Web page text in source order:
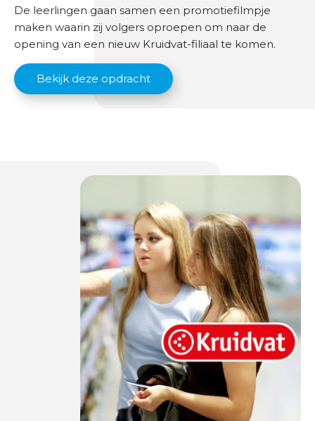
De leerlingen gaan samen een promotiefilmpje
maken waarin zij volgers oproepen om naar de
opening van een nieuw Kruidvat-filiaal te komen.
Bekijk deze opdracht